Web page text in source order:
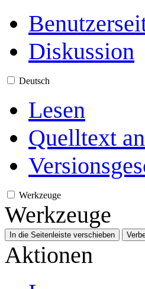
Diskussion
Deutsch
Lesen
Quelltext
Werkzeuge
Werkzeuge
In die Seitenleiste verschieben
Aktionen